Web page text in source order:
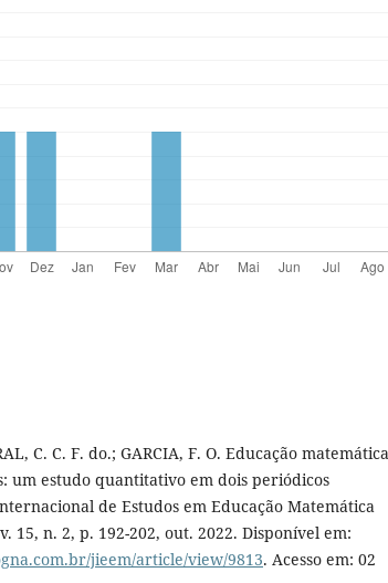
C. C. F. do.; GARCIA, F. O. Educação
um estudo quantitativo em dois periódicos
de Estudos em Educação Matemática
15, n. 2, p. 192-202, out. 2022. Disponível em:
jieem/article/view/9813. Acesso em: 02